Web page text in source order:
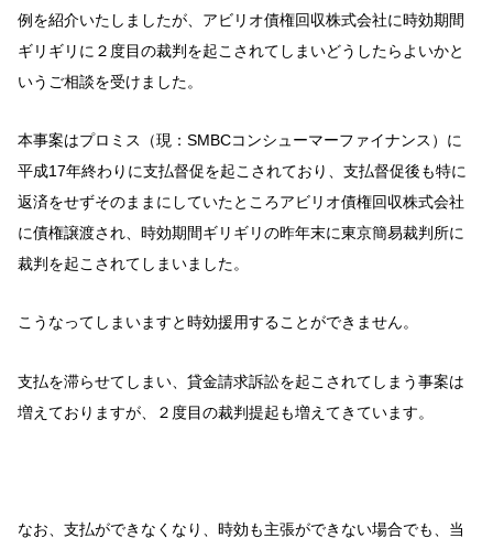
例を紹介いたしましたが、アビリオ債権回収株式会社に時効期間
ギリギリに２度目の裁判を起こされてしまいどうしたらよいかと
いうご相談を受けました。
本事案はプロミス（現：SMBCコンシューマーファイナンス）に
平成17年終わりに支払督促を起こされており、支払督促後も特に
返済をせずそのままにしていたところアビリオ債権回収株式会社
に債権譲渡され、時効期間ギリギリの昨年末に東京簡易裁判所に
裁判を起こされてしまいました。
こうなってしまいますと時効援用することができません。
支払を滞らせてしまい、貸金請求訴訟を起こされてしまう事案は
増えておりますが、２度目の裁判提起も増えてきています。
なお、支払ができなくなり、時効も主張ができない場合でも、当